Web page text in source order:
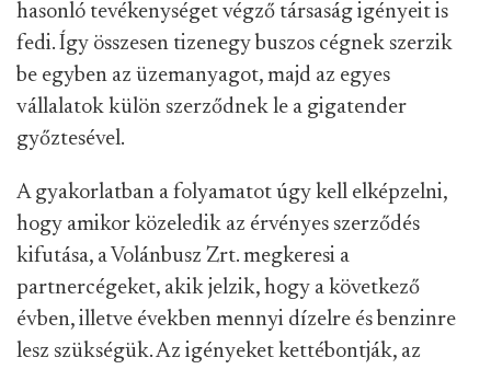
hasonló tevékenységet végző társaság igényeit is
fedi. Így összesen tizenegy buszos cégnek szerzik
be egyben az üzemanyagot, majd az egyes
vállalatok külön szerződnek le a gigatender
győztesével.
A gyakorlatban a folyamatot úgy kell elképzelni,
hogy amikor közeledik az érvényes szerződés
kifutása, a Volánbusz Zrt. megkeresi a
partnercégeket, akik jelzik, hogy a következő
évben, illetve években mennyi dízelre és benzinre
lesz szükségük. Az igényeket kettébontják, az